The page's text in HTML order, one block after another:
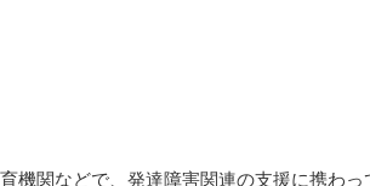
機関などで、発達障害関連の支援に携わ